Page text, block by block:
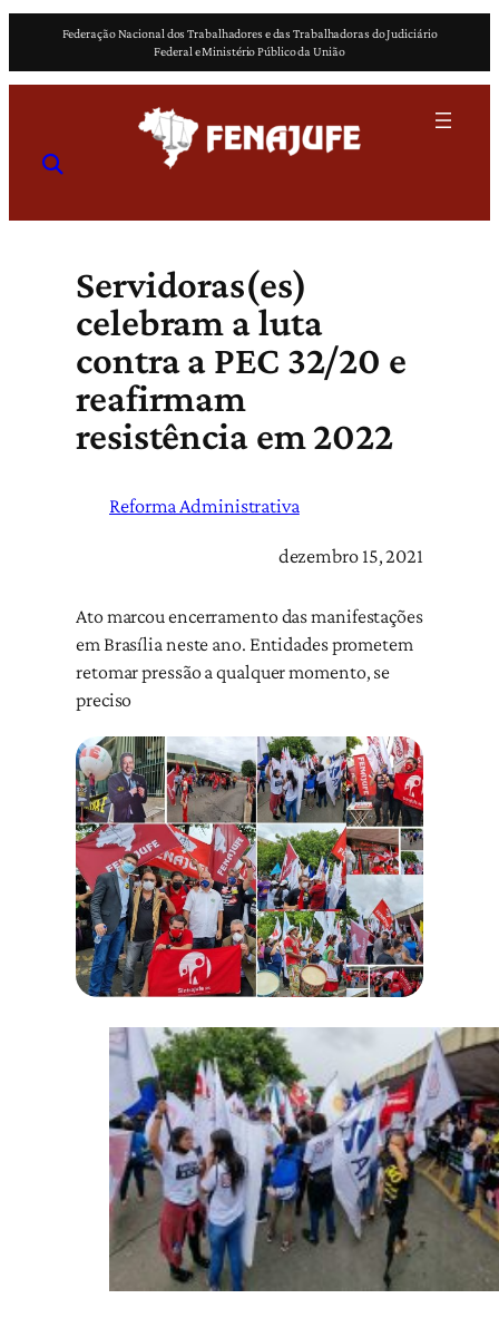
o
Federação Nacional dos Trabalhadores e das Trabalhadoras do Judiciário
Federal e Ministério Público da União
Servidoras(es)
celebram a luta
contra a PEC 32/20 e
reafirmam
resistência em 2022
Reforma Administrativa
dezembro 15, 2021
Ato marcou encerramento das manifestações
em Brasília neste ano. Entidades prometem
retomar pressão a qualquer momento, se
preciso